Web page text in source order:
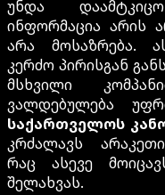
უნდა
ინფორმაცია არის
არა მოსაზრება.
კერძო პირისგან
მსხვილი
ვალდებულება
საქართველოს
კრძალავს
რაც ასევე
შელახვას.